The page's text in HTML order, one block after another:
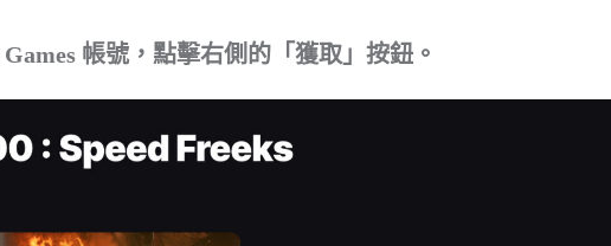
帳號，點擊右側的「獲取」按鈕。